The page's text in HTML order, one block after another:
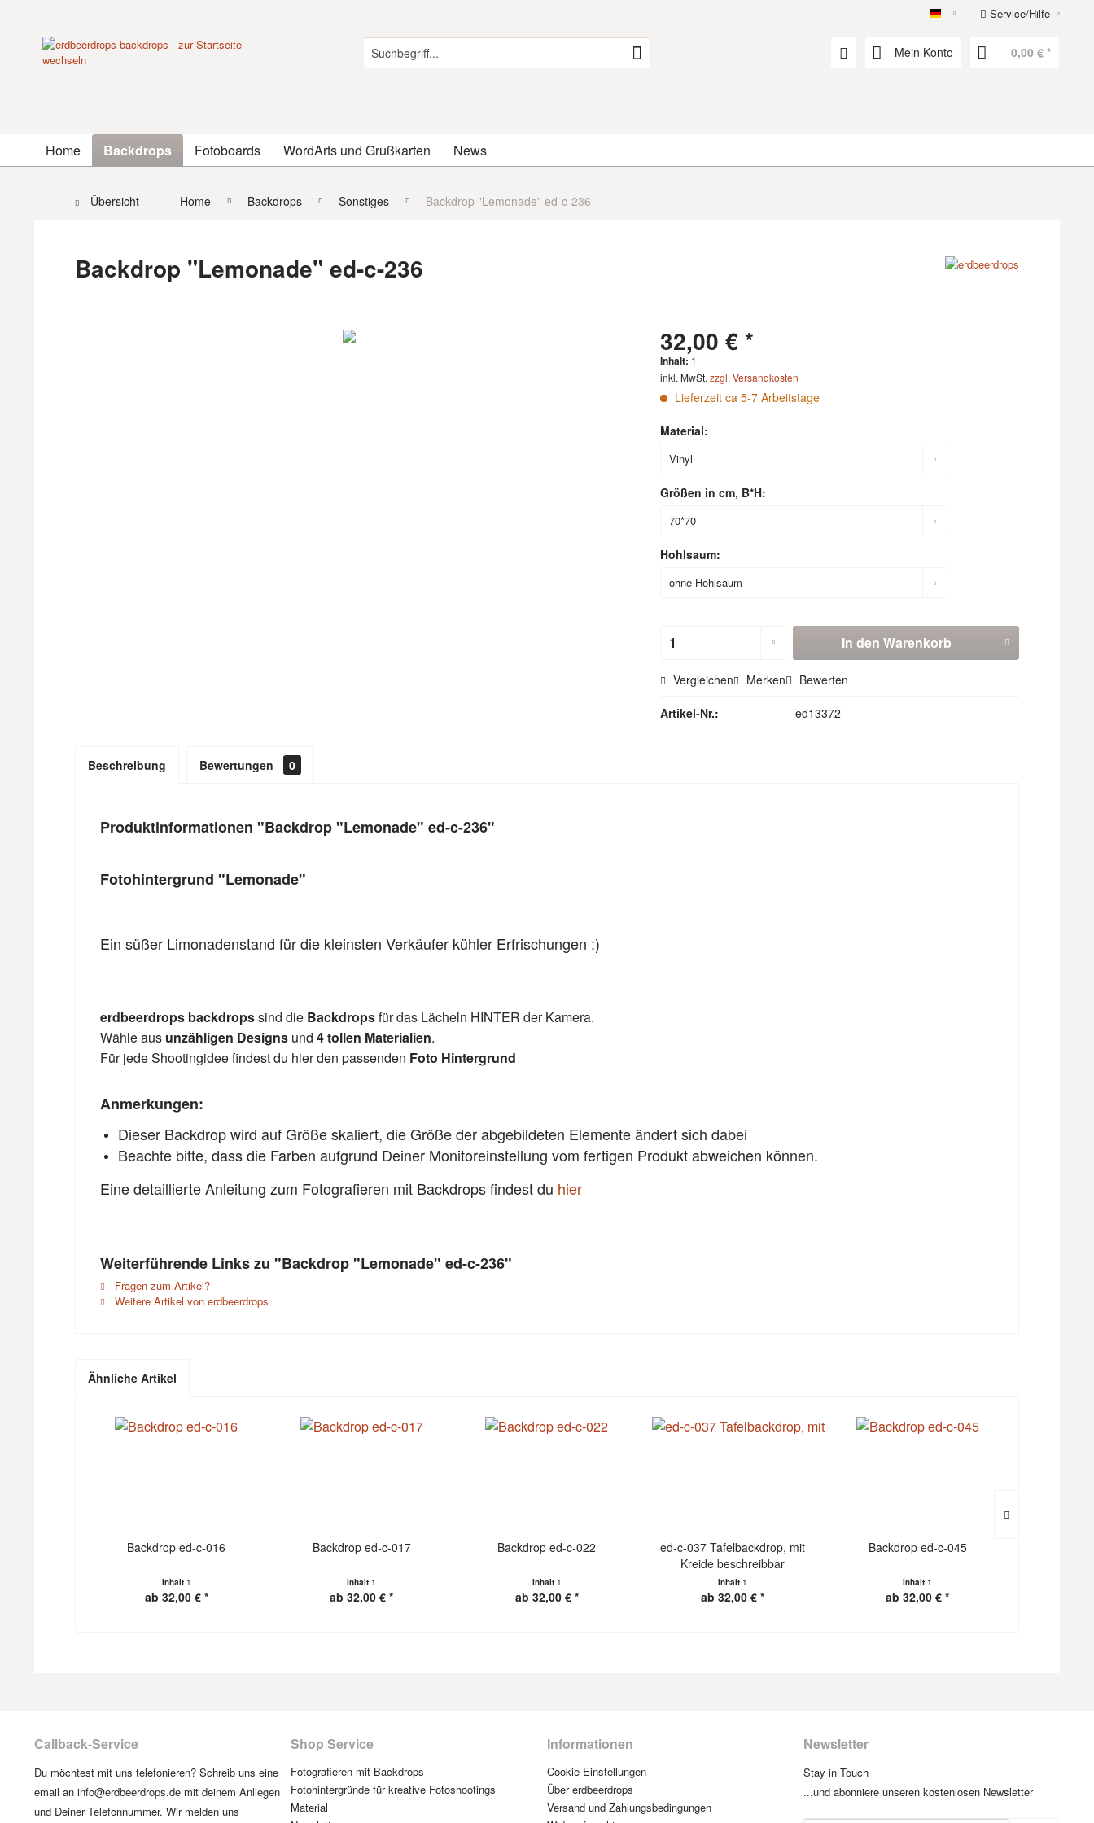
erdbeerdropsService/Hilfe
Mein Konto 0,00 € *
Home Backdrops Fotoboards WordArts und Grußkarten News
Übersicht Home Backdrops Sonstiges Backdrop "Lemonade" ed-c-236
Backdrop "Lemonade" ed-c-236
32,00 € *
Inhalt: 1
inkl. MwSt.zzgl. Versandkosten
Lieferzeit ca 5-7 Arbeitstage
Material:
Größen in cm, B*H:
Hohlsaum:
In den Warenkorb
Vergleichen Merken Bewerten
Artikel-Nr.: ed13372
Beschreibung Bewertungen 0
Produktinformationen "Backdrop "Lemonade" ed-c-236"
Fotohintergrund "Lemonade"
Ein süßer Limonadenstand für die kleinsten Verkäufer kühler Erfrischungen :)
erdbeerdrops backdropssind die Backdropsfür das Lächeln HINTER der Kamera.
Wähle aus unzähligen Designs und 4 tollen Materialien.
Für jede Shootingidee findest du hier den passenden Foto Hintergrund
Anmerkungen:
Dieser Backdrop wird auf Größe skaliert, die Größe der abgebildeten Elemente ändert sich dabei
Beachte bitte, dass die Farben aufgrund Deiner Monitoreinstellung vom fertigen Produkt abweichen können.
Eine detaillierte Anleitung zum Fotografieren mit Backdrops findest du hier
Weiterführende Links zu "Backdrop "Lemonade" ed-c-236"
Fragen zum Artikel?
Weitere Artikel von erdbeerdrops
Ähnliche Artikel
Backdrop ed-c-016
Inhalt 1
ab 32,00 € *
Backdrop ed-c-017
Inhalt 1
ab 32,00 € *
Backdrop ed-c-022
Inhalt 1
ab 32,00 € *
ed-c-037 Tafelbackdrop, mit
Kreide beschreibbar
Inhalt 1
ab 32,00 € *
Backdrop ed-c-045
Inhalt 1
ab 32,00 € *
Callback-Service
Du möchtest mit uns telefonieren? Schreib uns eine
email an info@erdbeerdrops.de mit deinem Anliegen
und Deiner Telefonnummer. Wir melden uns
Shop Service
Fotografieren mit Backdrops
Fotohintergründe für kreative Fotoshootings
Material
Informationen
Cookie-Einstellungen
Über erdbeerdrops
Versand und Zahlungsbedingungen
Newsletter
Stay in Touch
...und abonniere unseren kostenlosen Newsletter